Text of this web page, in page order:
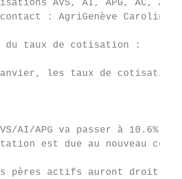
AVS, AI, APG, AC,
contact : AgriGenève
du taux de cotisation :
les taux de cotisations
AI/APG va passer à 10.6%,
est due au nouveau
pères actifs auront droit à